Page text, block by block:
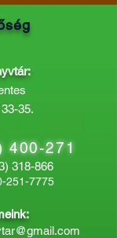
35.
400-271
318-866
251-7775